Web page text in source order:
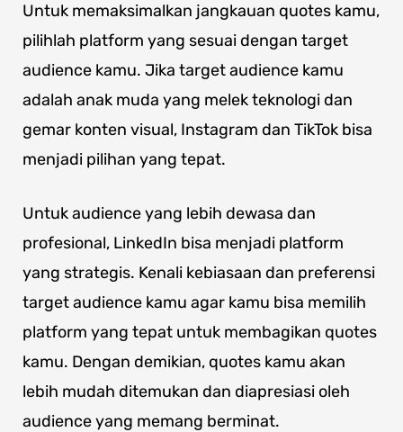
Untuk memaksimalkan jangkauan quotes kamu,
pilihlah platform yang sesuai dengan target
audience kamu. Jika target audience kamu
adalah anak muda yang melek teknologi dan
gemar konten visual, Instagram dan TikTok bisa
menjadi pilihan yang tepat.
Untuk audience yang lebih dewasa dan
profesional, LinkedIn bisa menjadi platform
yang strategis. Kenali kebiasaan dan preferensi
target audience kamu agar kamu bisa memilih
platform yang tepat untuk membagikan quotes
kamu. Dengan demikian, quotes kamu akan
lebih mudah ditemukan dan diapresiasi oleh
audience yang memang berminat.